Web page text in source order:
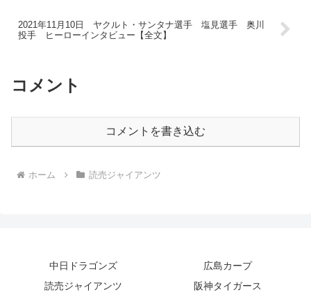
2021年11月10日 ヤクルト・サンタナ選手 塩見選手 奥川
投手 ヒーローインタビュー【全文】
コメント
コメントを書き込む
ホーム 読売ジャイアンツ
中日ドラゴンズ
広島カープ
読売ジャイアンツ
阪神タイガース